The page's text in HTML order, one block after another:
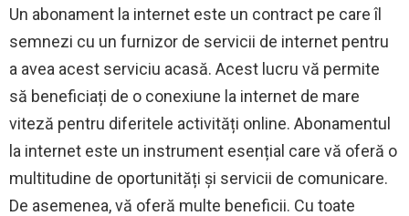
Un abonament la internet este un contract pe care îl
semnezi cu un furnizor de servicii de internet pentru
a avea acest serviciu acasă. Acest lucru vă permite
să beneficiați de o conexiune la internet de mare
viteză pentru diferitele activități online. Abonamentul
la internet este un instrument esențial care vă oferă o
multitudine de oportunități și servicii de comunicare.
De asemenea, vă oferă multe beneficii. Cu toate